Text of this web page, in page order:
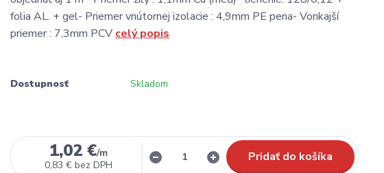
folia AL. + gel- Priemer vnútornej izolacie : 4,9mm PE pena- Vonkajší
priemer : 7,3mm PCV celý popis
Dostupnosť Skladom
1,02 €/m
0,83 € bez DPH
Pridať do košíka